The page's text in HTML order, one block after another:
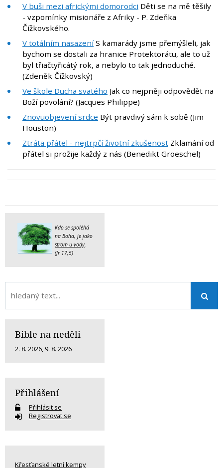
V buši mezi africkými domorodci Děti se na mě těšily
- vzpomínky misionáře z Afriky - P. Zdeňka
Čížkovského.
V totálním nasazeníS kamarády jsme přemýšleli, jak
bychom se dostali za hranice Protektorátu, ale to už
byl třiačtyřicátý rok, a nebylo to tak jednoduché.
(Zdeněk Čížkovský)
Ve škole Ducha svatého Jak co nejpněji odpovědět na
Boží povolání? (Jacques Philippe)
Znovuobjevení srdce Být pravdivý sám k sobě (Jim
Houston)
Ztráta přátel - nejtrpčí životní zkušenost Zklamání od
přátel si prožije každý z nás (Benedikt Groeschel)
Kdo se spoléhá
na Boha, je jako
strom u vody.
(Jr 17,5)
Bible na neděli
2. 8. 2026, 9. 8. 2026
Přihlášení
Přihlásit se
Registrovat se
Křesťanské letní kempy